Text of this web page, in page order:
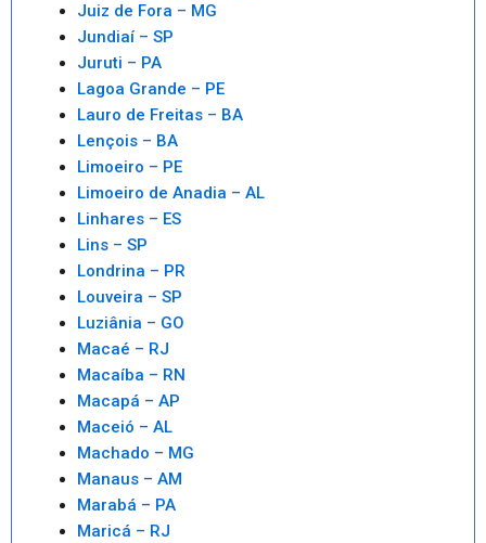
Juiz de Fora – MG
Jundiaí – SP
Juruti – PA
Lagoa Grande – PE
Lauro de Freitas – BA
Lençois – BA
Limoeiro – PE
Limoeiro de Anadia – AL
Linhares – ES
Lins – SP
Londrina – PR
Louveira – SP
Luziânia – GO
Macaé – RJ
Macaíba – RN
Macapá – AP
Maceió – AL
Machado – MG
Manaus – AM
Marabá – PA
Maricá – RJ